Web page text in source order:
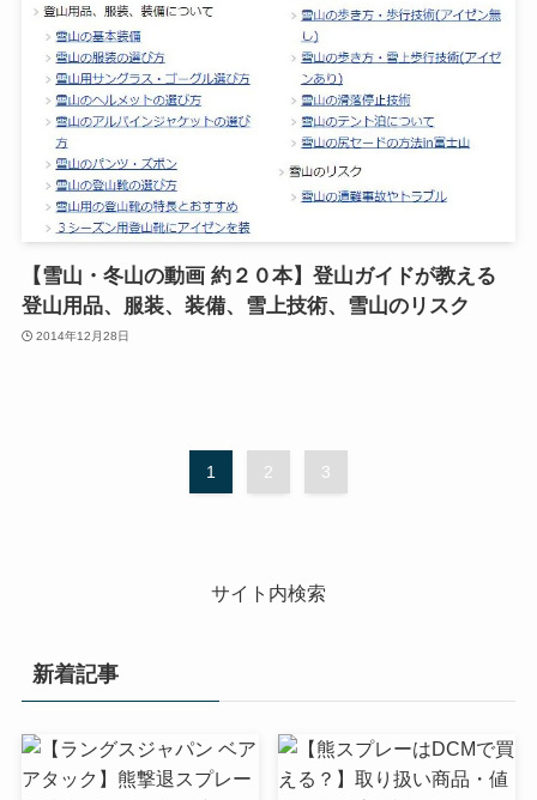
【雪山・冬山の動画 約２０本】登山ガイドが教える
登山用品、服装、装備、雪上技術、雪山のリスク
2014年12月28日
1 2 3
サイト内検索
新着記事